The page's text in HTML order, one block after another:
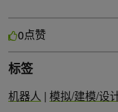
0点赞
标签
机器人 | 模拟/建模/设